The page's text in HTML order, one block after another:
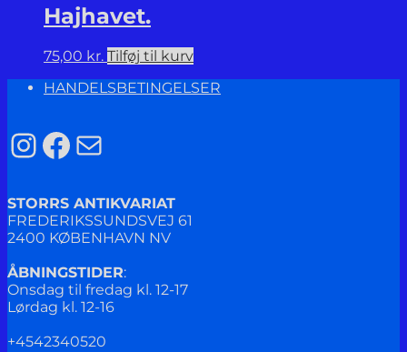
Hajhavet.
75,00 kr. Tilføj til kurv
HANDELSBETINGELSER
Instagram
Facebook
Mail
STORRS ANTIKVARIAT
FREDERIKSSUNDSVEJ 61
2400 KØBENHAVN NV
ÅBNINGSTIDER:
Onsdag til fredag kl. 12-17
Lørdag kl. 12-16
+4542340520